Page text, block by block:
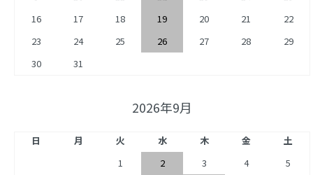
16
17 18 19 20 21
22
23
24 25 26 27 28
29
30
31
2026年9月
日 月 火 水 木 金
土
1
2 3 4
5